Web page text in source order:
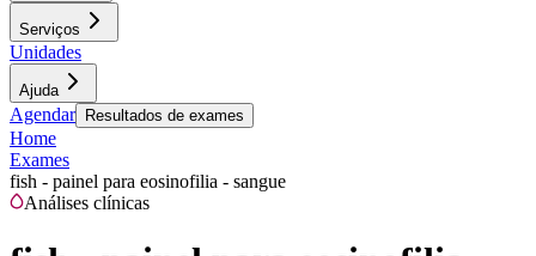
Serviços
Unidades
Ajuda
Agendar Resultados de exames
Home
Exames
fish - painel para eosinofilia - sangue
Análises clínicas